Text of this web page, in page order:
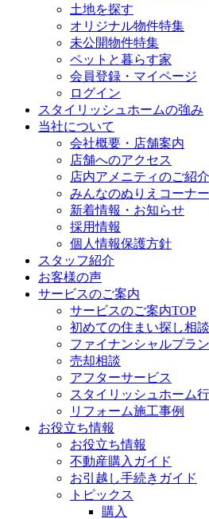
土地を探す
オリジナル物件特集
未公開物件特集
ペットと暮らす家
会員登録・マイページ
ログイン
スタイリッシュホームの強み
当社について
会社概要・店舗案内
店舗へのアクセス
店内アメニティのご紹介
みんなのぬりえコーナー
新着情報・お知らせ
採用情報
個人情報保護方針
スタッフ紹介
お客様の声
サービスのご案内
サービスのご案内TOP
初めての住まい探し相談
ファイナンシャルプラ
売却相談
アフターサービス
スタイリッシュホーム
リフォーム施工事例
お役立ち情報
お役立ち情報
不動産購入ガイド
お引越し手続きガイド
トピックス
購入